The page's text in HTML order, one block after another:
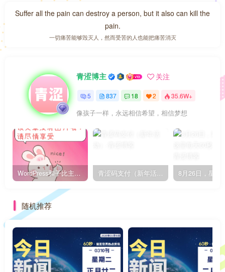
Suffer all the pain can destroy a person, but it also can kill the
pain.
一切痛苦能够毁灭人，然而受苦的人也能把痛苦消灭
青涩博主 关注
5 837 18 2 35.6W+
像孩子一样，永远相信希望，相信梦想
WordPress和子比主题模板&网站美化方法教程-已更新到:23-01-8 青涩码支付（新年活动）
随机推荐